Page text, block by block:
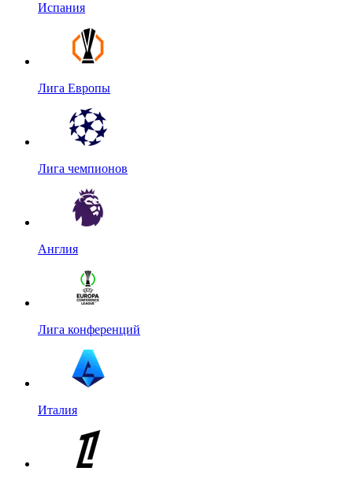
Испания
Лига Европы
Лига чемпионов
Англия
Лига конференций
Италия